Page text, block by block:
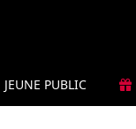
JEUNE PUBLIC